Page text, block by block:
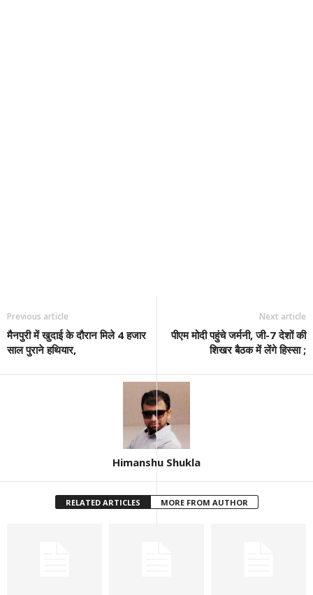
Previous article
मैनपुरी में खुदाई के दौरान मिले 4 हजार
साल पुराने हथियार,
Next article
पीएम मोदी पहुंचे जर्मनी, जी-7 देशों की
शिखर बैठक में लेंगे हिस्सा ;
Himanshu Shukla
RELATED ARTICLES MORE FROM AUTHOR